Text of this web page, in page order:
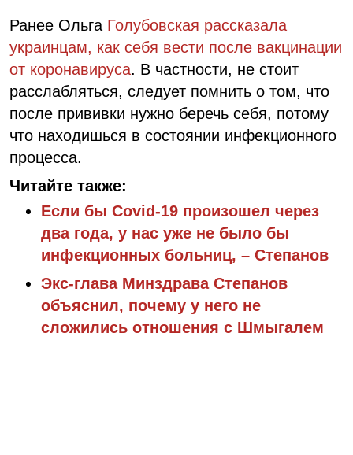
Ранее Ольга Голубовская рассказала
украинцам, как себя вести после вакцинации
от коронавируса. В частности, не стоит
расслабляться, следует помнить о том, что
после прививки нужно беречь себя, потому
что находишься в состоянии инфекционного
процесса.
Читайте также:
Если бы Covid-19 произошел через
два года, у нас уже не было бы
инфекционных больниц, – Степанов
Экс-глава Минздрава Степанов
объяснил, почему у него не
сложились отношения с Шмыгалем